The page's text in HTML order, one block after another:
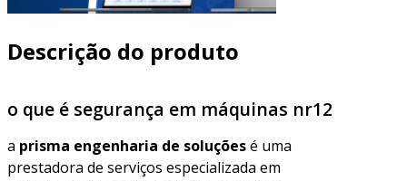
Descrição do produto
o que é segurança em máquinas nr12
a prisma engenharia de soluçõesé uma
prestadora de serviços especializada em